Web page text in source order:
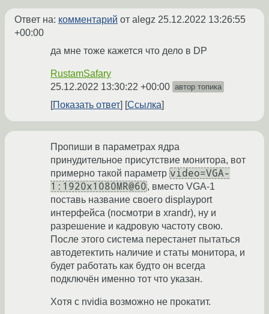
Ответ на: комментарий от alegz 25.12.2022 13:26:55
+00:00
да мне тоже кажется что дело в DP
RustamSafary
25.12.2022 13:30:22 +00:00 автор топика
Показать ответ Ссылка
Пропиши в параметрах ядра
принудительное присутствие монитора, вот
примерно такой параметр video=VGA-
1:1920x1080MR@60, вместо VGA-1
поставь название своего displayport
интерфейса (посмотри в xrandr), ну и
разрешение и кадровую частоту свою.
После этого система перестанет пытаться
автодетектить наличие и статы монитора, и
будет работать как будто он всегда
подключён именно тот что указан.
Хотя с nvidia возможно не прокатит.